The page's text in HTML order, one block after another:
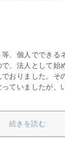
、個人でできる
、法人として始
おりました。そ
ていましたが、
続きを読む